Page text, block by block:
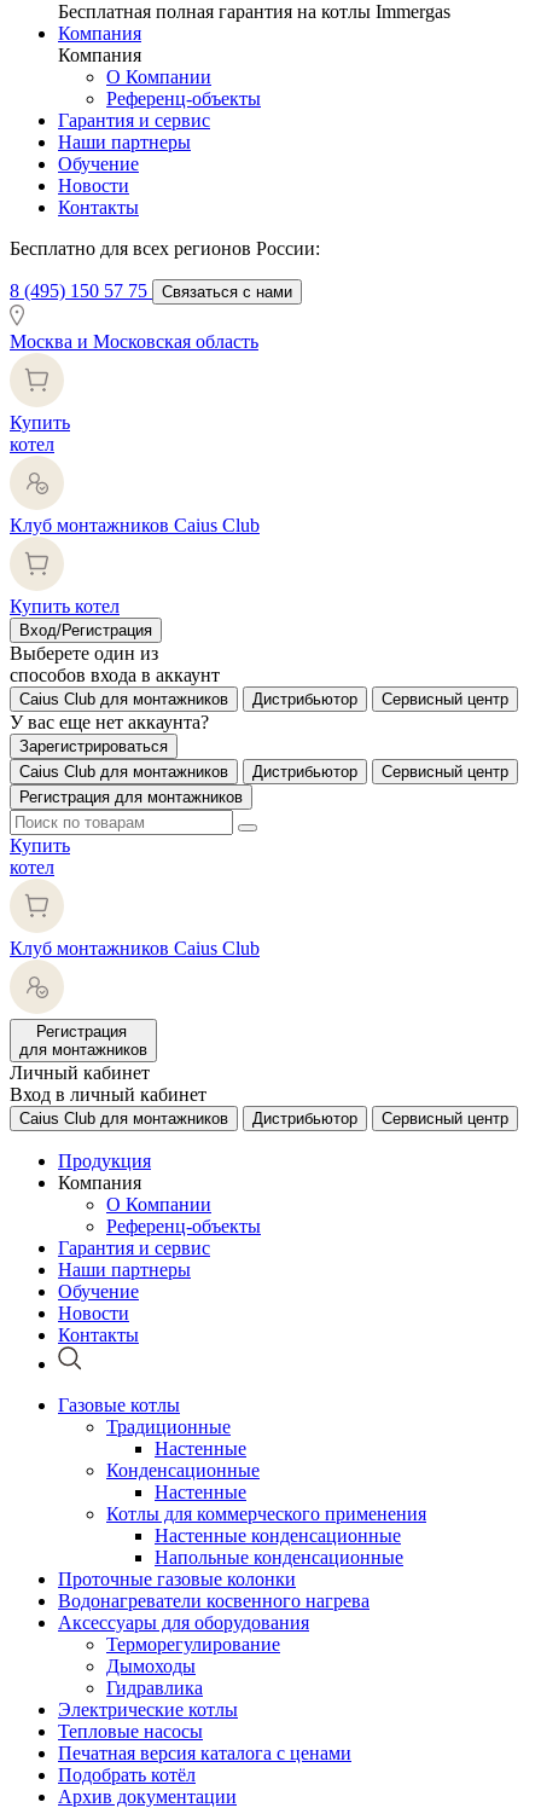
Бесплатная полная гарантия на котлы Immergas
Компания
Компания
О Компании
Референц-объекты
Гарантия и сервис
Наши партнеры
Обучение
Новости
Контакты
Бесплатно для всех регионов России:
8 (495) 150 57 75 Связаться с нами
Москва и Московская область
Купить
котел
Клуб монтажников Caius Club
Купить котел
Вход/Регистрация
Выберете один из
способов входа в аккаунт
Caius Club для монтажников Дистрибьютор Сервисный центр
У вас еще нет аккаунта?
Зарегистрироваться
Caius Club для монтажников
Дистрибьютор
Сервисный центр
Регистрация для монтажников
Купить
котел
Клуб монтажников Caius Club
Регистрация
для монтажников
Личный кабинет
Вход в личный кабинет
Caius Club для монтажников Дистрибьютор Сервисный центр
Продукция
Компания
О Компании
Референц-объекты
Гарантия и сервис
Наши партнеры
Обучение
Новости
Контакты
Газовые котлы
Традиционные
Настенные
Конденсационные
Настенные
Котлы для коммерческого применения
Настенные конденсационные
Напольные конденсационные
Проточные газовые колонки
Водонагреватели косвенного нагрева
Аксессуары для оборудования
Терморегулирование
Дымоходы
Гидравлика
Электрические котлы
Тепловые насосы
Печатная версия каталога с ценами
Подобрать котёл
Архив документации